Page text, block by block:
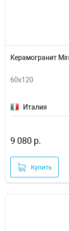
Керамогранит
60x120
Италия
9 080 р.
Купить